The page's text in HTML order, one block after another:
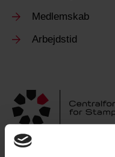
Medlemskab
Arbejdstid